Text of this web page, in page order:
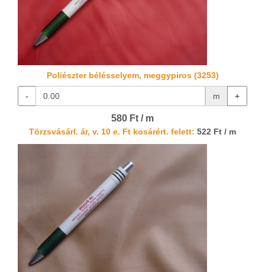
Poliészter bélésselyem, meggypiros (3253)
- m +
580 Ft / m
Törzsvásárl. ár, v. 10 e. Ft kosárért. felett: 522 Ft / m